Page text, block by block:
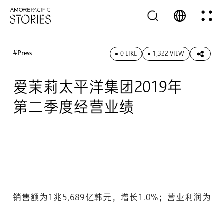
#Press 0 LIKE 1,322 VIEW
爱茉莉太平洋集团2019年
第二季度经营业绩
销售额为1兆5,689亿韩元，增长1.0%；营业利润为